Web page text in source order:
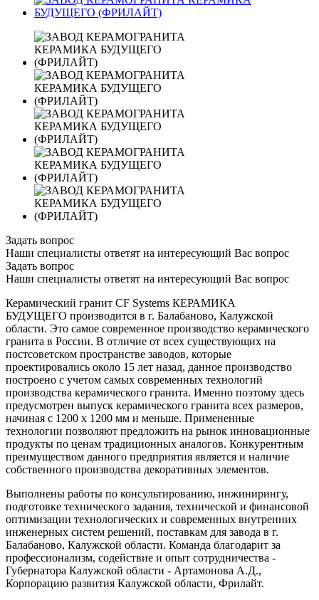
Задать вопрос
Наши специалисты ответят на интересующий Вас вопрос
Задать вопрос
Наши специалисты ответят на интересующий Вас вопрос
Керамический гранит CF Systems КЕРАМИКА
БУДУЩЕГО производится в г. Балабаново, Калужской
области. Это самое современное производство керамического
гранита в России. В отличие от всех существующих на
постсоветском пространстве заводов, которые
проектировались около 15 лет назад, данное производство
построено c учетом самых современных технологий
производства керамического гранита. Именно поэтому здесь
предусмотрен выпуск керамического гранита всех размеров,
начиная с 1200 х 1200 мм и меньше. Примененные
технологии позволяют предложить на рынок инновационные
продукты по ценам традиционных аналогов. Конкурентным
преимуществом данного предприятия является и наличие
собственного производства декоративных элементов.
Выполнены работы по консультированию, инжинирингу,
подготовке технического задания, технической и финансовой
оптимизации технологических и современных внутренних
инженерных систем решений, поставкам для завода в г.
Балабаново, Калужской области. Команда благодарит за
профессионализм, содействие и опыт сотрудничества -
Губернатора Калужской области - Артамонова А.Д.,
Корпорацию развития Калужской области, Фрилайт.